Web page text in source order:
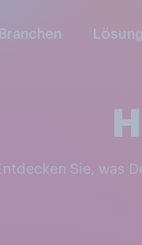
Branchen
Entdecken Sie, was